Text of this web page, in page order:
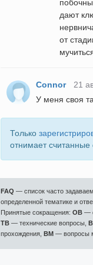
дают
от
Connor 21
У меня своя
Только
отнимает считанные
FAQ — список часто
определенной тематике и
Принятые сокращения: ОВ —
ТВ — технические вопросы,
прохождения, ВМ — вопросы